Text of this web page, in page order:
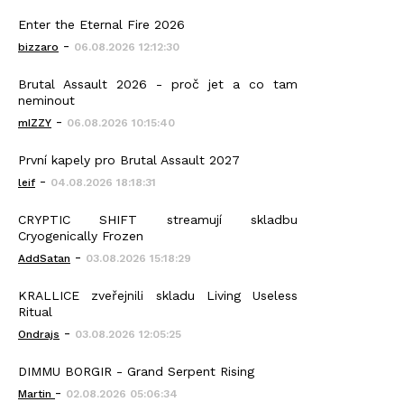
Enter the Eternal Fire 2026
bizzaro - 06.08.2026 12:12:30
Brutal Assault 2026 - proč jet a co tam
neminout
mIZZY - 06.08.2026 10:15:40
První kapely pro Brutal Assault 2027
leif - 04.08.2026 18:18:31
CRYPTIC SHIFT streamují skladbu
Cryogenically Frozen
AddSatan - 03.08.2026 15:18:29
KRALLICE zveřejnili skladu Living Useless
Ritual
Ondrajs - 03.08.2026 12:05:25
DIMMU BORGIR - Grand Serpent Rising
Martin - 02.08.2026 05:06:34